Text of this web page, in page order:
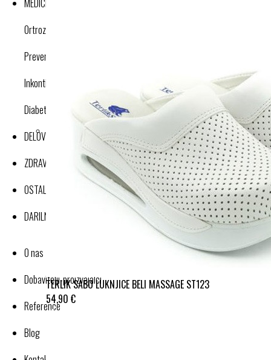
TERLIK SABO LUKNJICE BELI MASSAGE ST123
54,90 €
MEDICINSKI IZDELKI
Ortroze in opornice
Preventivne kompresijske nogavice
Inkontinenca
Diabetes
DELOVNA OBLAČILA
ZDRAVJE IN DOBRO POČUTJE
OSTALI IZDELKI
DARILNI BONI
O nas
Dobavitelji-proizvajalci
Reference
Blog